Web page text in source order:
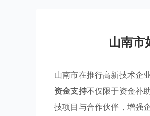
山南市
山南市在推行高新技术企
资金支持不仅限于资金补
技项目与合作伙伴，增强